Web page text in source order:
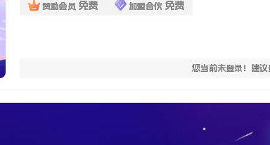
赞助会员 免费 加盟合伙 免费
您当前未登录！建